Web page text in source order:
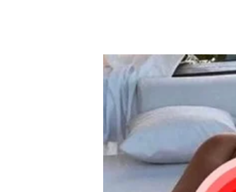
starenjem i raznim drugim
na fizičke spos0bnosti i